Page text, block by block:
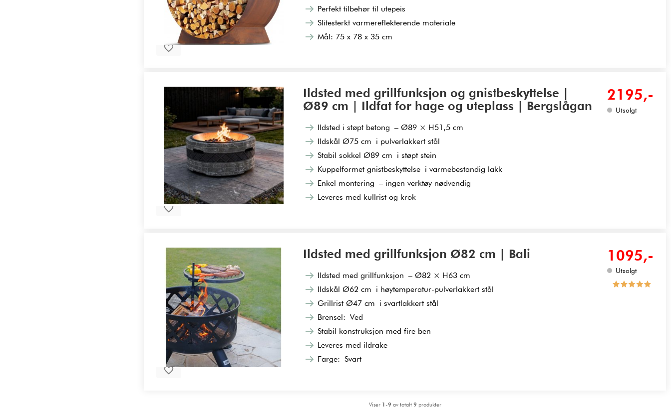
Perfekt tilbehør til utepeis
Slitesterkt varmereflekterende materiale
Mål: 75 x 78 x 35 cm
Ildsted med grillfunksjon og gnistbeskyttelse |
Ø89 cm | Ildfat for hage og uteplass | Bergslågan
​​Ildsted i støpt betong – Ø89 × H51,5 cm
Ildskål Ø75 cm i pulverlakkert stål
Stabil sokkel Ø89 cm i støpt stein
Kuppelformet gnistbeskyttelse i varmebestandig lakk
Enkel montering – ingen verktøy nødvendig
Leveres med kullrist og krok
2195,-
Utsolgt
Ildsted med grillfunksjon Ø82 cm | Bali
​​Ildsted med grillfunksjon – Ø82 × H63 cm
Ildskål Ø62 cm i høytemperatur-pulverlakkert stål
Grillrist Ø47 cm i svartlakkert stål
Brensel: Ved
Stabil konstruksjon med fire ben
Leveres med ildrake
Farge: Svart
1095,-
Utsolgt
Viser 1-9 av totalt 9 produkter